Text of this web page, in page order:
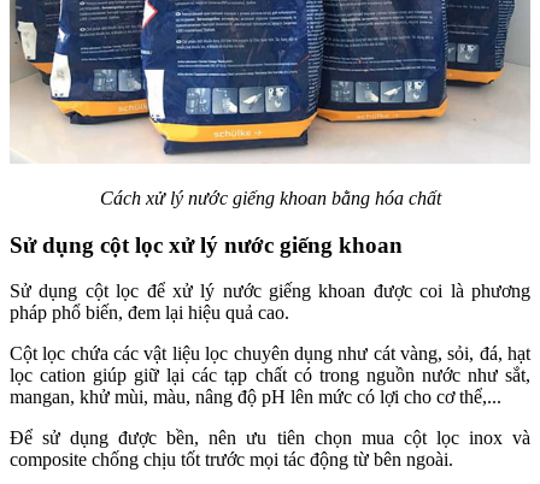
Cách xử lý nước giếng khoan bằng hóa chất
Sử dụng cột lọc xử lý nước giếng khoan
Sử dụng cột lọc để xử lý nước giếng khoan được coi là phương
pháp phổ biến, đem lại hiệu quả cao.
Cột lọc chứa các vật liệu lọc chuyên dụng như cát vàng, sỏi, đá, hạt
lọc cation giúp giữ lại các tạp chất có trong nguồn nước như sắt,
mangan, khử mùi, màu, nâng độ pH lên mức có lợi cho cơ thể,...
Để sử dụng được bền, nên ưu tiên chọn mua cột lọc inox và
composite chống chịu tốt trước mọi tác động từ bên ngoài.